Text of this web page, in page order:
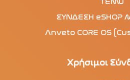
ΣΥΝΔΕΣΗ eSHOP
Anveto CORE OS
Χρήσιμοι